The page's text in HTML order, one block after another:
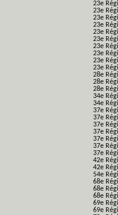
23e
23e
23e
23e
23e
23e
23e
23e
23e
23e
28e
28e
28e
34e
34e
37e
37e
37e
37e
37e
37e
37e
42e
42e
54e
68e
68e
68e
69e
69e